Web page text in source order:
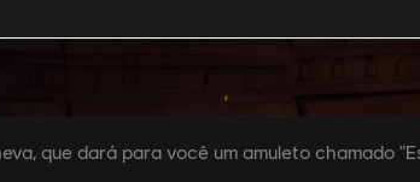
que dará para você um amuleto chamado